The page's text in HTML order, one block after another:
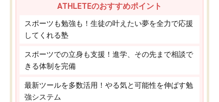
ATHLETEのおすすめポイント
スポーツも勉強も！生徒の叶えたい夢を全力で応援
してくれる塾
スポーツでの立身も支援！進学、その先まで相談で
きる体制を完備
最新ツールを多数活用！やる気と可能性を伸ばす勉
強システム